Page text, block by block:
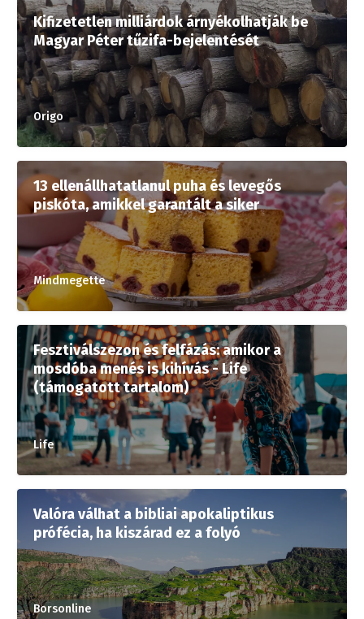
Kifizetetlen milliárdok árnyékolhatják be
Magyar Péter tűzifa-bejelentését
Origo
13 ellenállhatatlanul puha és levegős
piskóta, amikkel garantált a siker
Mindmegette
Fesztiválszezon és felfázás: amikor a
mosdóba menés is kihívás - Life
(támogatott tartalom)
Life
Valóra válhat a bibliai apokaliptikus
prófécia, ha kiszárad ez a folyó
Borsonline